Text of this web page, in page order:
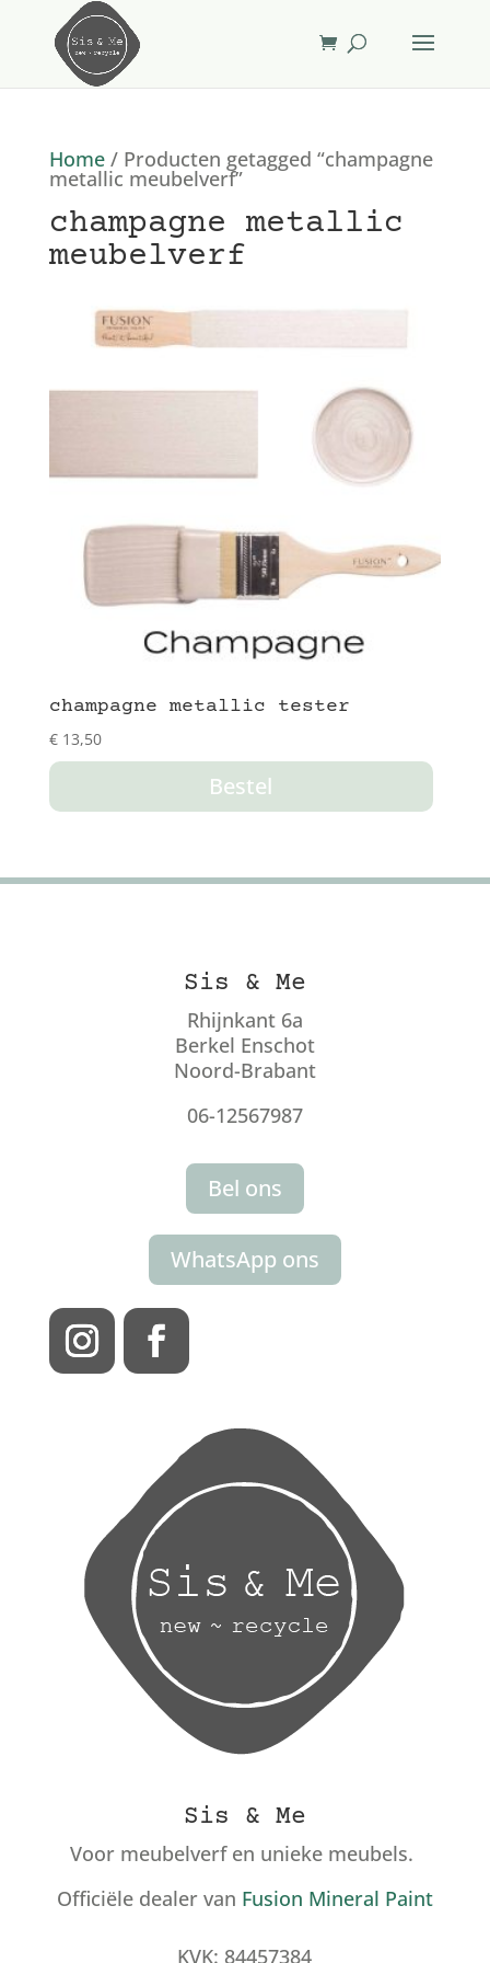
Home/ Producten getagged “champagne
metallic meubelverf”
champagne metallic
meubelverf
champagne metallic tester
€13,50
Bestel
Sis & Me
Rhijnkant 6a
Berkel Enschot
Noord-Brabant
06-12567987
Bel ons
WhatsApp ons
Sis & Me
Voor meubelverf en unieke meubels.
Officiële dealer van Fusion Mineral Paint
KVK: 84457384